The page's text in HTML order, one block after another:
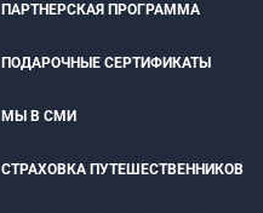
ПАРТНЕРСКАЯ ПРОГРАММА
ПОДАРОЧНЫЕ СЕРТИФИКАТЫ
МЫ В СМИ
СТРАХОВКА ПУТЕШЕСТВЕННИКОВ